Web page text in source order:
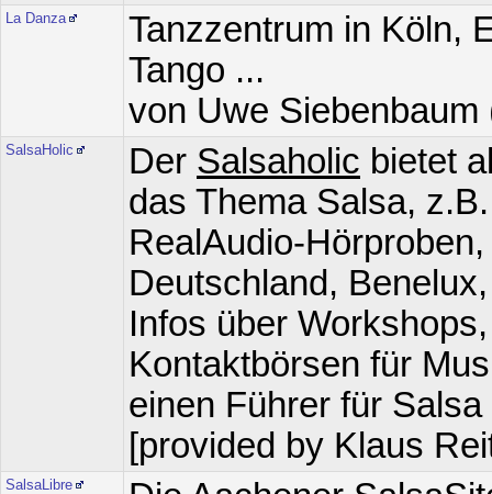
La Danza
Tanzzentrum in Köln,
Tango ...
von Uwe Siebenbaum
SalsaHolic Der Salsaholic bietet
das Thema Salsa,
RealAudio-
Deutschland,
Infos über
Kontaktbörsen für
einen Führer für
[provided by Klaus
SalsaLibre